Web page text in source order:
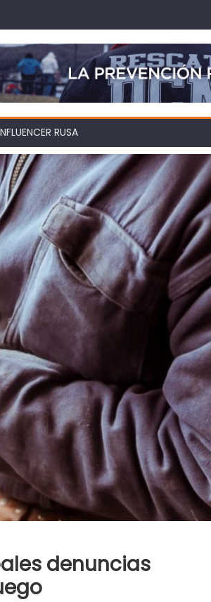
RUSA
denuncias